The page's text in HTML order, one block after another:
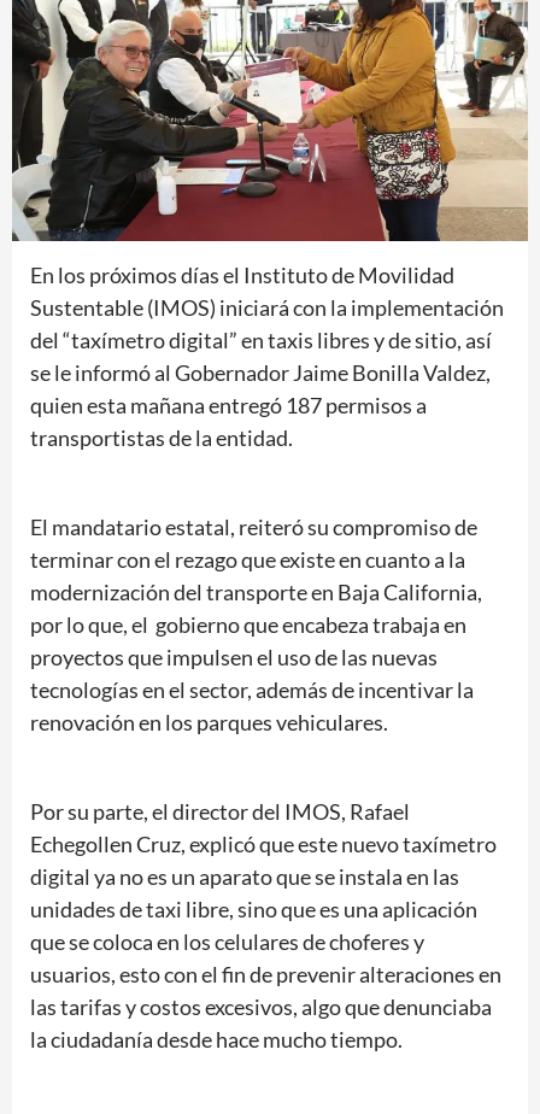
En los próximos días el Instituto de Movilidad
Sustentable (IMOS) iniciará con la implementación
del “taxímetro digital” en taxis libres y de sitio, así
se le informó al Gobernador Jaime Bonilla Valdez,
quien esta mañana entregó 187 permisos a
transportistas de la entidad.
El mandatario estatal, reiteró su compromiso de
terminar con el rezago que existe en cuanto a la
modernización del transporte en Baja California,
por lo que, el gobierno que encabeza trabaja en
proyectos que impulsen el uso de las nuevas
tecnologías en el sector, además de incentivar la
renovación en los parques vehiculares.
Por su parte, el director del IMOS, Rafael
Echegollen Cruz, explicó que este nuevo taxímetro
digital ya no es un aparato que se instala en las
unidades de taxi libre, sino que es una aplicación
que se coloca en los celulares de choferes y
usuarios, esto con el fin de prevenir alteraciones en
las tarifas y costos excesivos, algo que denunciaba
la ciudadanía desde hace mucho tiempo.